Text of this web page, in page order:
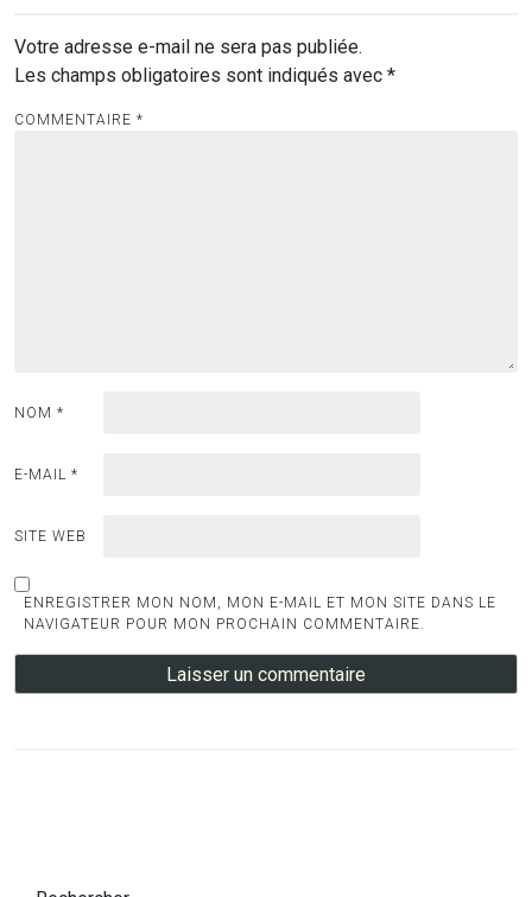
Votre adresse e-mail ne sera pas publiée.
Les champs obligatoires sont indiqués avec *
COMMENTAIRE *
NOM *
E-MAIL *
SITE WEB
ENREGISTRER MON NOM, MON E-MAIL ET MON SITE DANS LE
NAVIGATEUR POUR MON PROCHAIN COMMENTAIRE.